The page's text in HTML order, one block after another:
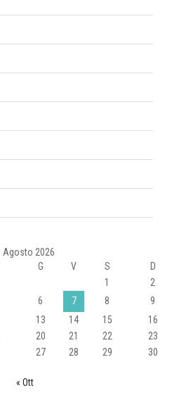
Agosto 2026
G V S
D
1
2
6 7 8
9
13 14 15
16
20 21 22
23
27 28 29
30
« Ott